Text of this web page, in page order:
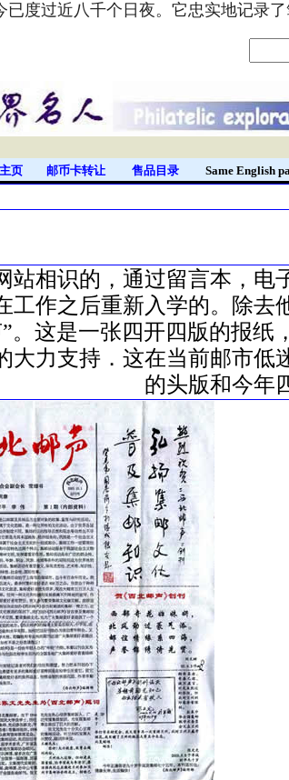
已度过近八千个日夜。它忠实地记录
页 邮币卡转让 售品目录
Same English
站相识的，通过留言本，电
工作之后重新入学的。除
。这是一张四开四版的报
大力支持．这在当前邮市
的头版和今年